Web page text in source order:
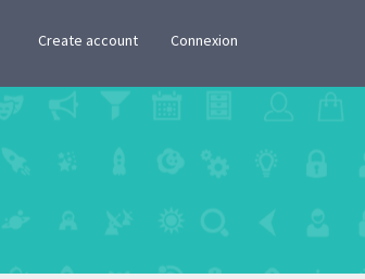
Create account Connexion